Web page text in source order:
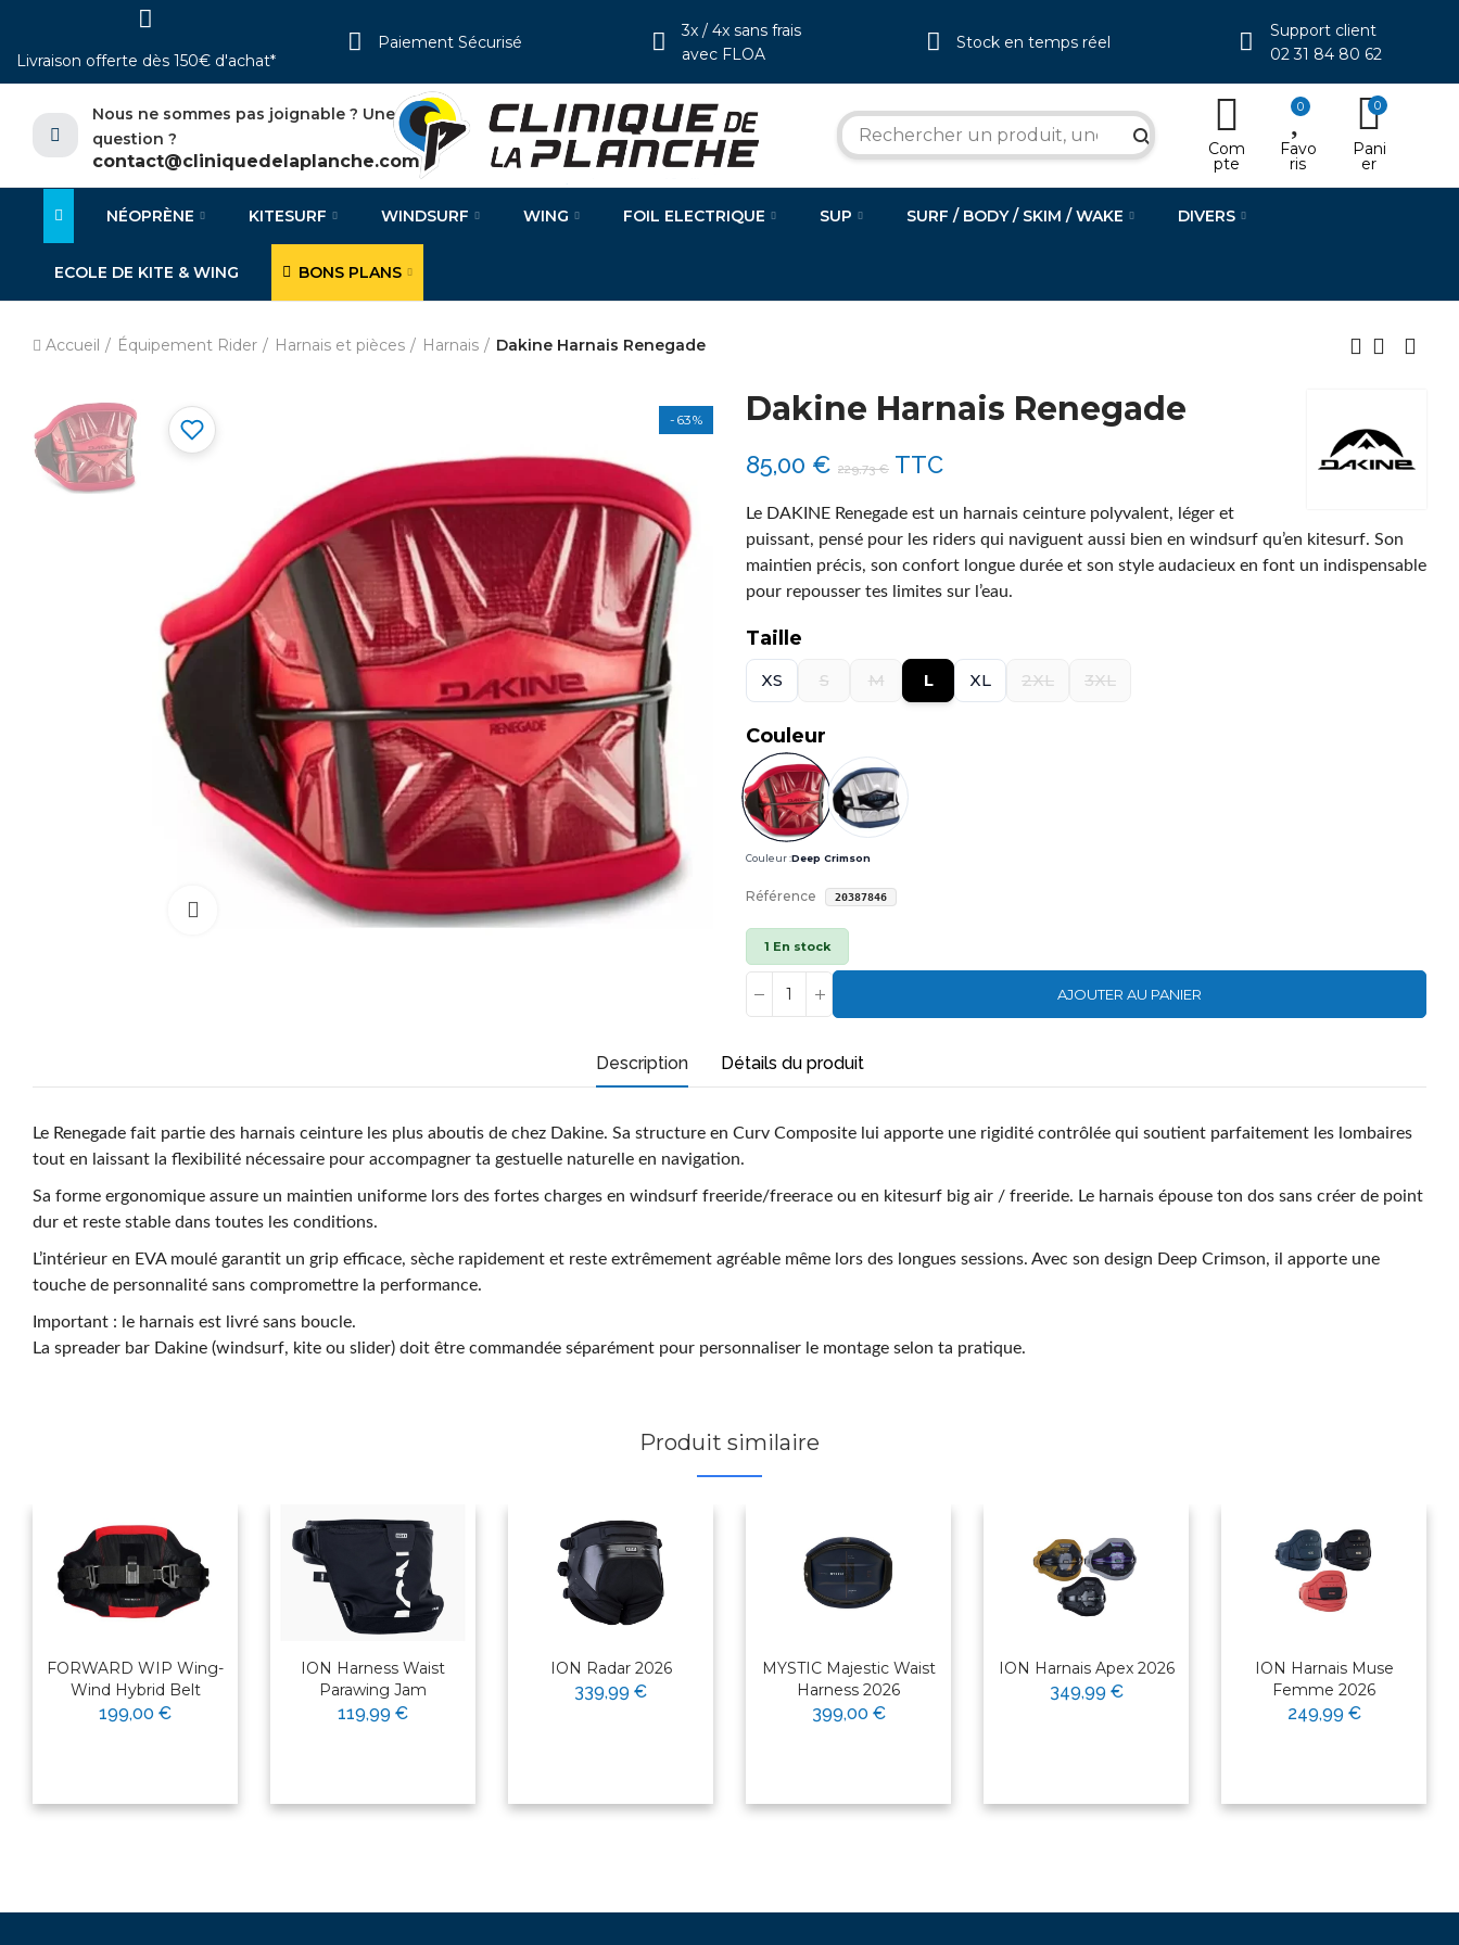
Livraison offerte dès 150€ d'achat*
Paiement Sécurisé
3x / 4x sans frais
avec FLOA
Stock en temps réel
Support client
02 31 84 80 62
Nous ne sommes pas joignable ? Une
question ?
contact@cliniquedelaplanche.com
search Com
pte
0
Favo
ris
0
Pani
er
NÉOPRÈNE KITESURF WINDSURF WING FOIL ELECTRIQUE SUP SURF / BODY / SKIM / WAKE DIVERS
ECOLE DE KITE & WING BONS PLANS
Accueil Équipement Rider Harnais et pièces Harnais Dakine Harnais Renegade
-63%
Cliquez pour agrandir
Dakine Harnais Renegade
85,00 € 229,73 € TTC
Le DAKINE Renegade est un harnais ceinture polyvalent, léger et
puissant, pensé pour les riders qui naviguent aussi bien en windsurf qu’en kitesurf. Son
maintien précis, son confort longue durée et son style audacieux en font un indispensable
pour repousser tes limites sur l’eau.
Taille
XS S M L XL 2XL 3XL
Couleur
Couleur :Deep Crimson
Référence 20387846
1 En stock
AJOUTER AU PANIER
Description Détails du produit
Le Renegade fait partie des harnais ceinture les plus aboutis de chez Dakine. Sa structure en Curv Composite lui apporte une rigidité contrôlée qui soutient parfaitement les lombaires
tout en laissant la flexibilité nécessaire pour accompagner ta gestuelle naturelle en navigation.
Sa forme ergonomique assure un maintien uniforme lors des fortes charges en windsurf freeride/freerace ou en kitesurf big air / freeride. Le harnais épouse ton dos sans créer de point
dur et reste stable dans toutes les conditions.
L’intérieur en EVA moulé garantit un grip efficace, sèche rapidement et reste extrêmement agréable même lors des longues sessions. Avec son design Deep Crimson, il apporte une
touche de personnalité sans compromettre la performance.
Important : le harnais est livré sans boucle.
La spreader bar Dakine (windsurf, kite ou slider) doit être commandée séparément pour personnaliser le montage selon ta pratique.
Produit similaire
FORWARD WIP Wing-
Wind Hybrid Belt
199,00 €
ION Harness Waist
Parawing Jam
119,99 €
ION Radar 2026
339,99 €
MYSTIC Majestic Waist
Harness 2026
399,00 €
ION Harnais Apex 2026
349,99 €
ION Harnais Muse
Femme 2026
249,99 €
×